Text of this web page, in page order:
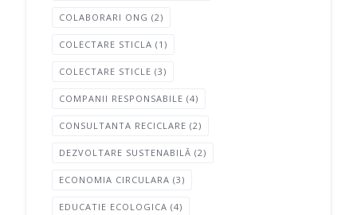
COLABORARI ONG (2)
COLECTARE STICLA (1)
COLECTARE STICLE (3)
COMPANII RESPONSABILE (4)
CONSULTANTA RECICLARE (2)
DEZVOLTARE SUSTENABILĂ (2)
ECONOMIA CIRCULARA (3)
EDUCATIE ECOLOGICA (4)